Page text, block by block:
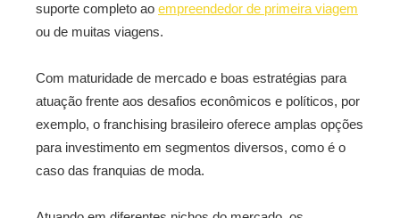
suporte completo ao empreendedor de primeira viagem
ou de muitas viagens.
Com maturidade de mercado e boas estratégias para
atuação frente aos desafios econômicos e políticos, por
exemplo, o franchising brasileiro oferece amplas opções
para investimento em segmentos diversos, como é o
caso das franquias de moda.